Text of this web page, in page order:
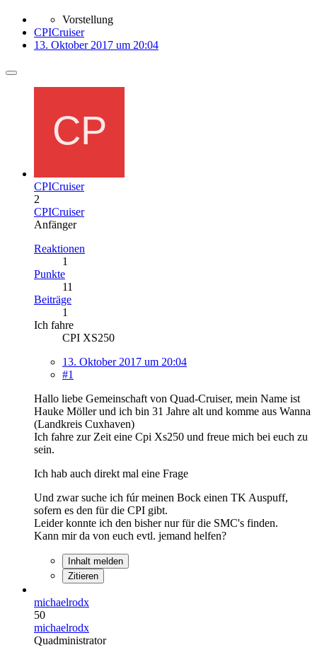
Vorstellung
CPICruiser
13. Oktober 2017 um 20:04
CPICruiser
2
CPICruiser
Anfänger
Reaktionen
1
Punkte
11
Beiträge
1
Ich fahre
CPI XS250
13. Oktober 2017 um 20:04
#1
Hallo liebe Gemeinschaft von Quad-Cruiser, mein Name ist
Hauke Möller und ich bin 31 Jahre alt und komme aus Wanna
(Landkreis Cuxhaven)
Ich fahre zur Zeit eine Cpi Xs250 und freue mich bei euch zu
sein.
Ich hab auch direkt mal eine Frage
Und zwar suche ich fúr meinen Bock einen TK Auspuff,
sofern es den für die CPI gibt.
Leider konnte ich den bisher nur für die SMC's finden.
Kann mir da von euch evtl. jemand helfen?
Inhalt melden
Zitieren
michaelrodx
50
michaelrodx
Quadministrator